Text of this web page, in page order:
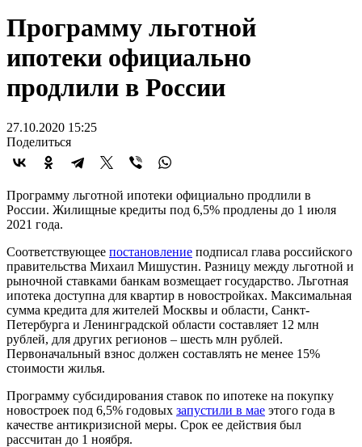
Программу льготной
ипотеки официально
продлили в России
27.10.2020 15:25
Поделиться
Программу льготной ипотеки официально продлили в
России. Жилищные кредиты под 6,5% продлены до 1 июля
2021 года.
Соответствующее постановление подписал глава российского
правительства Михаил Мишустин. Разницу между льготной и
рыночной ставками банкам возмещает государство. Льготная
ипотека доступна для квартир в новостройках. Максимальная
сумма кредита для жителей Москвы и области, Санкт-
Петербурга и Ленинградской области составляет 12 млн
рублей, для других регионов – шесть млн рублей.
Первоначальный взнос должен составлять не менее 15%
стоимости жилья.
Программу субсидирования ставок по ипотеке на покупку
новостроек под 6,5% годовых запустили в мае этого года в
качестве антикризисной меры. Срок ее действия был
рассчитан до 1 ноября.